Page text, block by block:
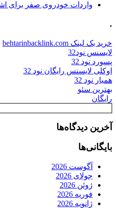
واردات خودروی صفر برای
.
خرید بک لینک behtarinbacklink.com
لایسنس نود32
پسورد نود 32
اوکلی لایسنس رایگان نود 32
همیار نود 32
بهترین سئو
رایگان
آخرین دیدگاه‌ها
بایگانی‌ها
آگوست 2026
جولای 2026
ژوئن 2026
فوریه 2026
ژانویه 2026